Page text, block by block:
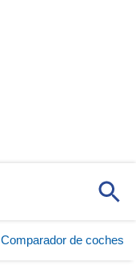
Comparador de coches